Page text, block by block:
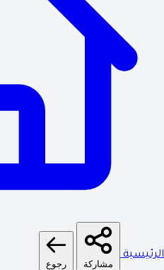
الرئيسية
مشاركة رجوع